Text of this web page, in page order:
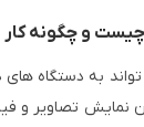
و چگونه کار
به دستگاه
نمایش تصاویر و